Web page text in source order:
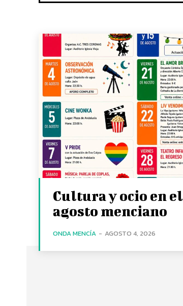
Cultura y ocio en el
agosto menciano
ONDA MENCÍA - AGOSTO 4, 2026